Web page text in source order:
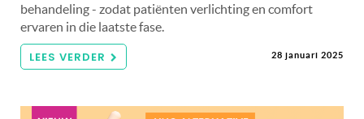
behandeling - zodat patiënten verlichting en comfort
ervaren in die laatste fase.
LEES VERDER 28 januari 2025